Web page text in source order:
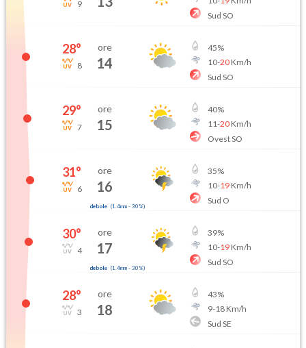
9
Sud SO
28°
8
ore
14
45%
10-20Km/h
Sud SO
29°
7
ore
15
40%
11-20Km/h
Ovest SO
31°
6
ore
16
debole (1.4mm- 30 %)
35%
10-19Km/h
Sud O
30°
4
ore
17
debole (1.4mm- 30 %)
39%
10-19Km/h
Sud SO
28°
3
ore
18
43%
9-18Km/h
Sud SE